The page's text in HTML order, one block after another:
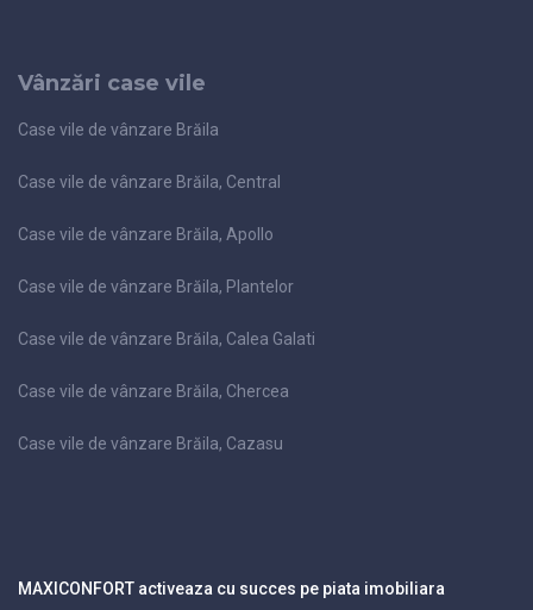
Vânzări case vile
Case vile de vânzare Brăila
Case vile de vânzare Brăila, Central
Case vile de vânzare Brăila, Apollo
Case vile de vânzare Brăila, Plantelor
Case vile de vânzare Brăila, Calea Galati
Case vile de vânzare Brăila, Chercea
Case vile de vânzare Brăila, Cazasu
MAXICONFORT activeaza cu succes pe piata imobiliara